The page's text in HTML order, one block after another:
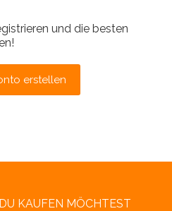
und die besten
erstellen
KAUFEN MÖCHTEST